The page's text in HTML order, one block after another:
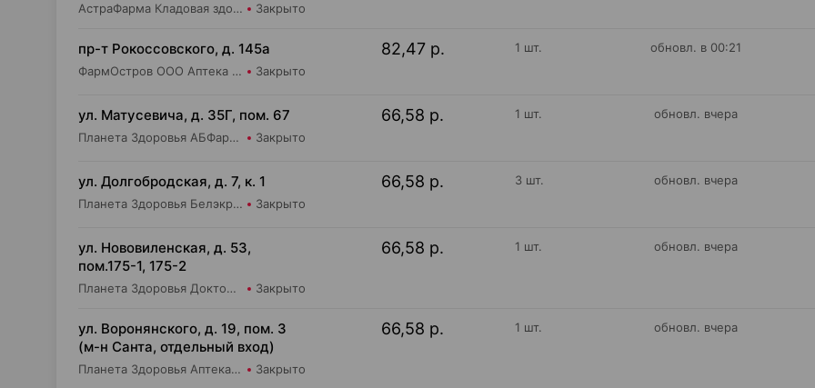
АстраФарма Кладовая здоровья ООО Аптека №9 Закрыто
пр-т Рокоссовского, д. 145а
ФармОстров ООО Аптека №9 на Рокоссовского Закрыто
82,47 р. 1 шт. обновл. в 00:21
ул. Матусевича, д. 35Г, пом. 67
Планета Здоровья АБФармация ИООО Аптека №21 Закрыто
66,58 р. 1 шт. обновл. вчера
ул. Долгобродская, д. 7, к. 1
Планета Здоровья Белэкрос ОДО Аптека №1 Закрыто
66,58 р. 3 шт. обновл. вчера
ул. Нововиленская, д. 53,
пом.175-1, 175-2
Планета Здоровья Доктор Таир ООО Аптека №5 Закрыто
66,58 р. 1 шт. обновл. вчера
ул. Воронянского, д. 19, пом. 3
(м-н Санта, отдельный вход)
Планета Здоровья Аптека №28 ООО Аптека №9 Закрыто
66,58 р. 1 шт. обновл. вчера